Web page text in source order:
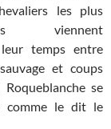
les plus
viennent
temps entre
et coups
se
comme le dit le